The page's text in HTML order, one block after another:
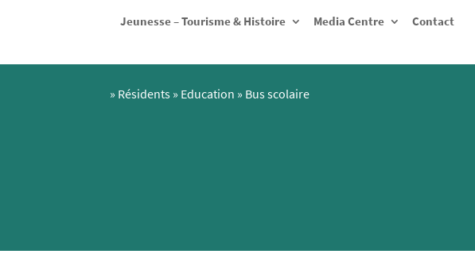
Jeunesse – Tourisme & Histoire Media Centre Contact
» Résidents » Education » Bus scolaire